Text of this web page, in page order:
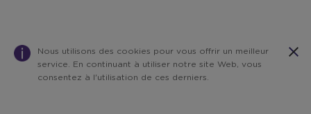
Nous utilisons des cookies pour vous offrir un meilleur
service. En continuant à utiliser notre site Web, vous
consentez à l'utilisation de ces derniers.